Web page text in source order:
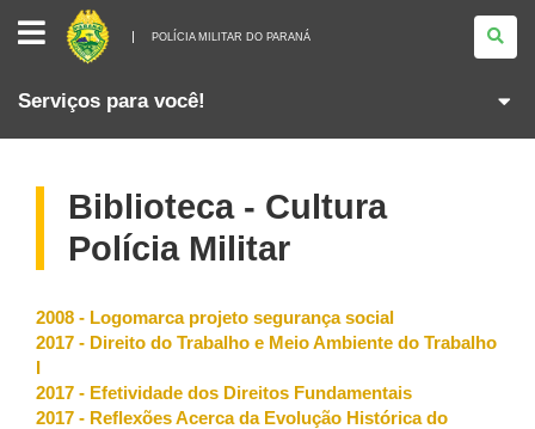
POLÍCIA
MILITAR
DO
PARANÁ
POLÍCIA MILITAR DO PARANÁ
Serviços para você!
Biblioteca - Cultura
Polícia Militar
2008 - Logomarca projeto segurança social
2017 - Direito do Trabalho e Meio Ambiente do Trabalho
2017 - Efetividade dos Direitos Fundamentais
2017 - Reflexões Acerca da Evolução Histórica do